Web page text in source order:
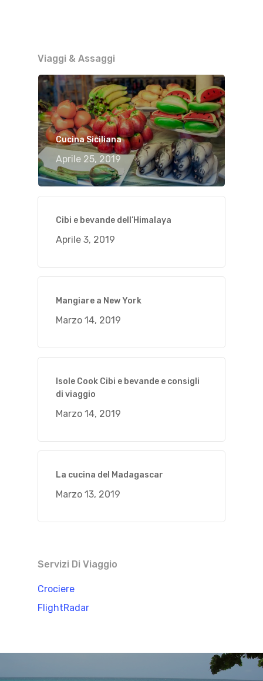
Viaggi & Assaggi
Cucina Siciliana
Aprile 25, 2019
Cibi e bevande dell’Himalaya
Aprile 3, 2019
Mangiare a New York
Marzo 14, 2019
Isole Cook Cibi e bevande e consigli
di viaggio
Marzo 14, 2019
La cucina del Madagascar
Marzo 13, 2019
Servizi Di Viaggio
Crociere
FlightRadar